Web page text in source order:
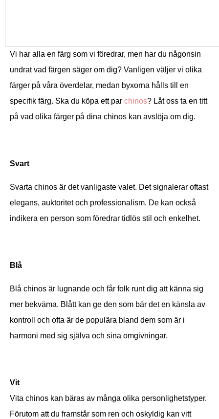
Vi har alla en färg som vi föredrar, men har du någonsin
undrat vad färgen säger om dig? Vanligen väljer vi olika
färger på våra överdelar, medan byxorna hålls till en
specifik färg. Ska du köpa ett par chinos? Låt oss ta en titt
på vad olika färger på dina chinos kan avslöja om dig.
Svart
Svarta chinos är det vanligaste valet. Det signalerar oftast
elegans, auktoritet och professionalism. De kan också
indikera en person som föredrar tidlös stil och enkelhet.
Blå
Blå chinos är lugnande och får folk runt dig att känna sig
mer bekväma. Blått kan ge den som bär det en känsla av
kontroll och ofta är de populära bland dem som är i
harmoni med sig själva och sina omgivningar.
Vit
Vita chinos kan bäras av många olika personlighetstyper.
Förutom att du framstår som ren och oskyldig kan vitt